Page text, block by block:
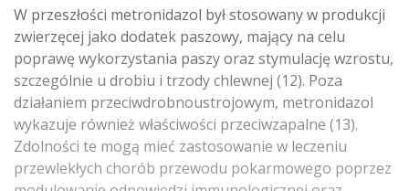
W przeszłości metronidazol był stosowany w produkcji
zwierzęcej jako dodatek paszowy, mający na celu
poprawę wykorzystania paszy oraz stymulację wzrostu,
szczególnie u drobiu i trzody chlewnej (12). Poza
działaniem przeciwdrobnoustrojowym, metronidazol
wykazuje również właściwości przeciwzapalne (13).
Zdolności te mogą mieć zastosowanie w leczeniu
przewlekłych chorób przewodu pokarmowego poprzez